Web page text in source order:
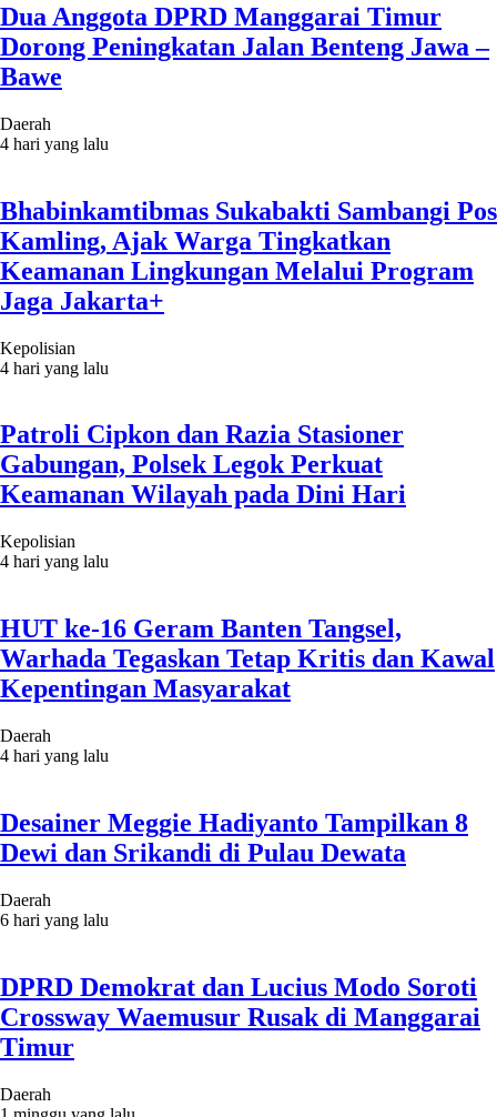
Dua Anggota DPRD Manggarai Timur
Dorong Peningkatan Jalan Benteng Jawa –
Bawe
Daerah
4 hari yang lalu
Bhabinkamtibmas Sukabakti Sambangi Pos
Kamling, Ajak Warga Tingkatkan
Keamanan Lingkungan Melalui Program
Jaga Jakarta+
Kepolisian
4 hari yang lalu
Patroli Cipkon dan Razia Stasioner
Gabungan, Polsek Legok Perkuat
Keamanan Wilayah pada Dini Hari
Kepolisian
4 hari yang lalu
HUT ke-16 Geram Banten Tangsel,
Warhada Tegaskan Tetap Kritis dan Kawal
Kepentingan Masyarakat
Daerah
4 hari yang lalu
Desainer Meggie Hadiyanto Tampilkan 8
Dewi dan Srikandi di Pulau Dewata
Daerah
6 hari yang lalu
DPRD Demokrat dan Lucius Modo Soroti
Crossway Waemusur Rusak di Manggarai
Timur
Daerah